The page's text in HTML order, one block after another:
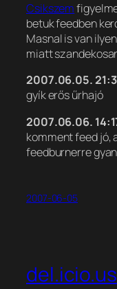
Csikszem
betuk feedben
Masnal is van
miatt
2007.06.05.
gyík erős űrhajó
2007.06.06.
komment feed jó,
feedburnerre
2007-06-05
del.icio.us